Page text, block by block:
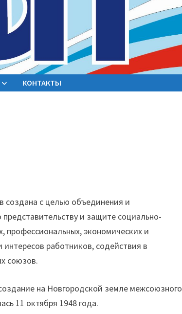
КОНТАКТЫ
создана с целью объединения и
и защите социально-
профессиональных, экономических и
работников, содействия в
союзов.
на Новгородской земле межсоюзного
11 октября 1948 года.